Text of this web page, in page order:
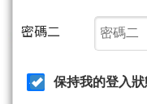
密碼二
保持我的登入狀